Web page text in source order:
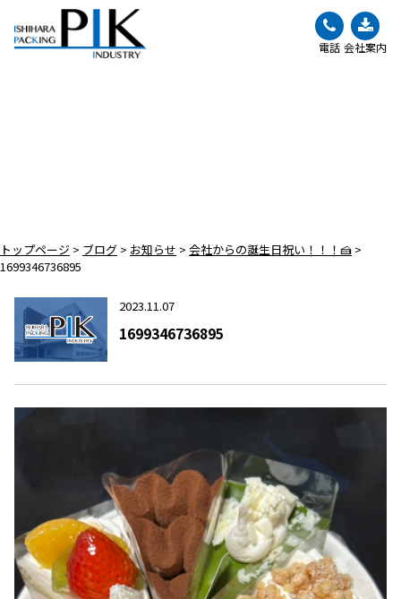
電話 会社案内
トップページ > ブログ > お知らせ > 会社からの誕生日祝い！！！🍰 >
1699346736895
2023.11.07
1699346736895